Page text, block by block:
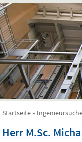
Startseite »
Herr M.Sc.